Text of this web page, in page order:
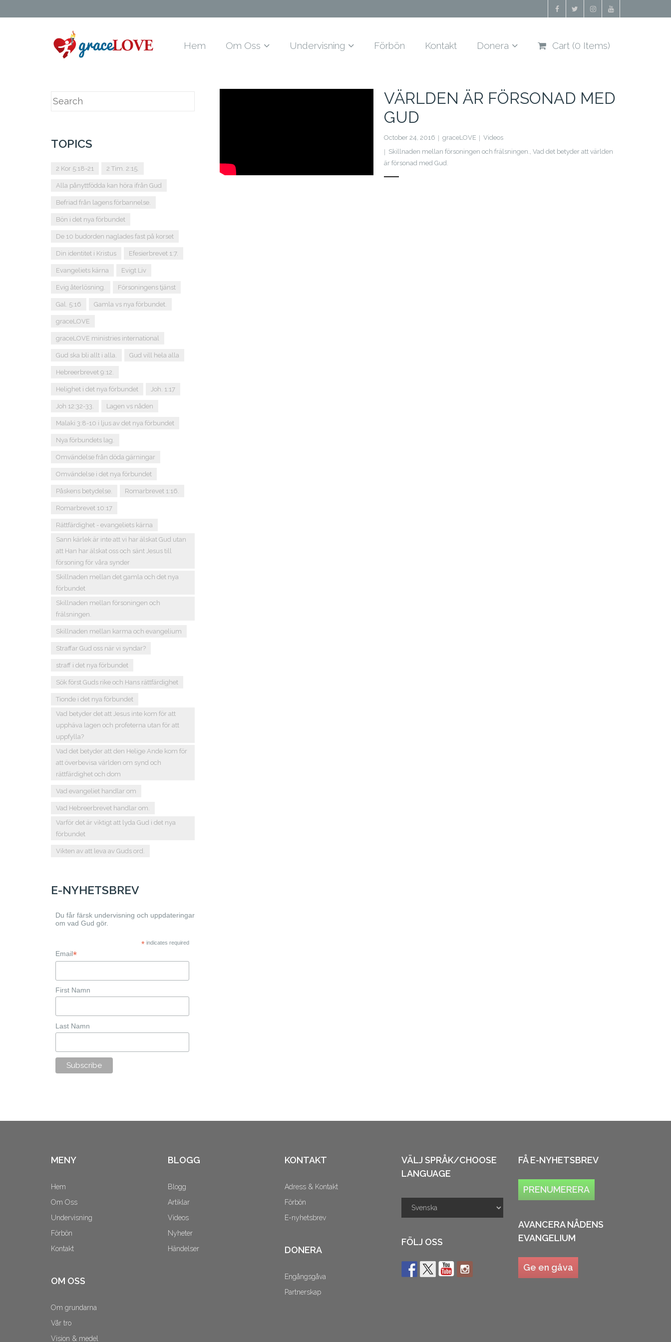
Hem Om Oss Undervisning Förbön Kontakt Donera Cart (0 Items)
VÄRLDEN ÄR FÖRSONAD MED
GUD
October 24, 2016 graceLOVE
Videos
Skillnaden mellan försoningen och frälsningen.,Vad det betyder att världen
är försonad med Gud.
TOPICS
2 Kor 5:18-21 2 Tim. 2:15.
Alla pånyttfödda kan höra ifrån Gud
Befriad från lagens förbannelse.
Bön i det nya förbundet
De 10 budorden naglades fast på korset
Din identitet i Kristus Efesierbrevet 1:7.
Evangeliets kärna Evigt Liv
Evig återlösning. Försoningens tjänst
Gal. 5:16 Gamla vs nya förbundet.
graceLOVE
graceLOVE ministries international
Gud ska bli allt i alla. Gud vill hela alla
Hebreerbrevet 9:12.
Helighet i det nya förbundet Joh. 1:17
Joh 12:32-33. Lagen vs nåden
Malaki 3:8-10 i ljus av det nya förbundet
Nya förbundets lag.
Omvändelse från döda gärningar
Omvändelse i det nya förbundet
Påskens betydelse. Romarbrevet 1:16.
Romarbrevet 10:17
Rättfärdighet - evangeliets kärna
Sann kärlek är inte att vi har älskat Gud utan
att Han har älskat oss och sänt Jesus till
försoning för våra synder
Skillnaden mellan det gamla och det nya
förbundet
Skillnaden mellan försoningen och
frälsningen.
Skillnaden mellan karma och evangelium
Straffar Gud oss när vi syndar?
straff i det nya förbundet
Sök först Guds rike och Hans rättfärdighet
Tionde i det nya förbundet
Vad betyder det att Jesus inte kom för att
upphäva lagen och profeterna utan för att
uppfylla?
Vad det betyder att den Helige Ande kom för
att överbevisa världen om synd och
rättfärdighet och dom
Vad evangeliet handlar om
Vad Hebreerbrevet handlar om.
Varför det är viktigt att lyda Gud i det nya
förbundet
Vikten av att leva av Guds ord.
E-NYHETSBREV
Du får färsk undervisning och uppdateringar
om vad Gud gör.
*indicates required
Email*
First Namn
Last Namn
MENY
Hem
Om Oss
Undervisning
Förbön
Kontakt
OM OSS
Om grundarna
Vår tro
Vision & medel
BLOGG
Blogg
Artiklar
Videos
Nyheter
Händelser
KONTAKT
Adress & Kontakt
Förbön
E-nyhetsbrev
DONERA
Engångsgåva
Partnerskap
VÄLJ SPRÅK/CHOOSE
LANGUAGE
FÖLJ OSS
FÅ E-NYHETSBREV
PRENUMERERA
AVANCERA NÅDENS
EVANGELIUM
Ge en gåva